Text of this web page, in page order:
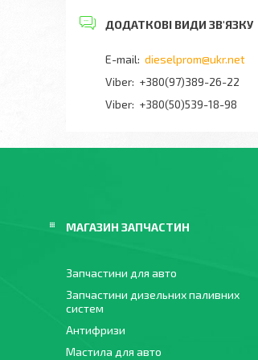
dieselprom@ukr.net
+380(97)389-26-22
Viber +380(50)539-18-98
МАГАЗИН ЗАПЧАСТИН
Запчастини для авто
Запчастини дизельних паливних
систем
Антифризи
Мастила для авто